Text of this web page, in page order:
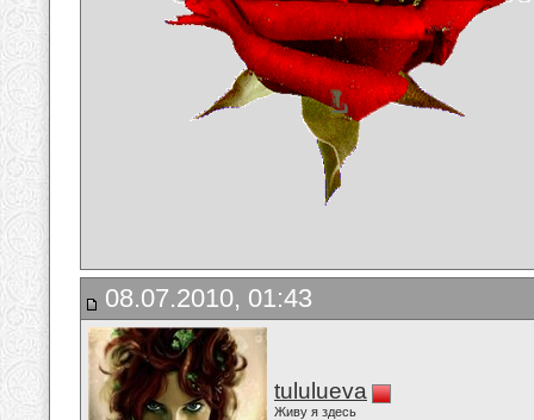
08.07.2010, 01:43
tululueva
Живу я здесь